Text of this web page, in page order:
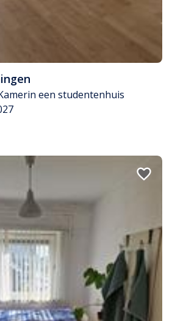
in een studentenhuis